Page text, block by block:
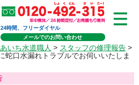
24時間、フリーダイヤル
メールでのお問い合わせ
いち水道職人 > スタッフの修理報告 >
蛇口水漏れトラブルでお伺いいたしま